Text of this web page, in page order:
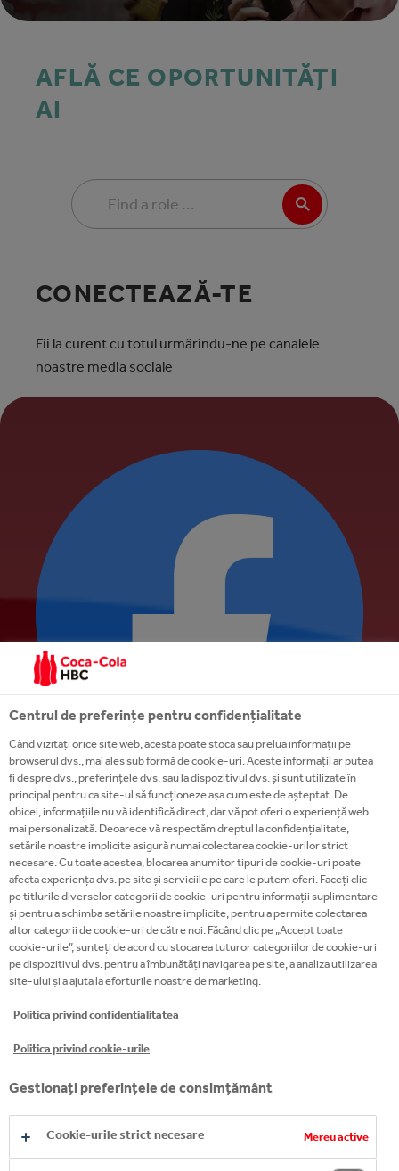
AFLĂ CE OPORTUNITĂȚI
AI
CONECTEAZĂ-TE
Fii la curent cu totul urmărindu-ne pe canalele
noastre media sociale
Centrul de preferințe pentru confidențialitate
Când vizitați orice site web, acesta poate stoca sau prelua informații pe
browserul dvs., mai ales sub formă de cookie-uri. Aceste informații ar putea
fi despre dvs., preferințele dvs. sau la dispozitivul dvs. și sunt utilizate în
principal pentru ca site-ul să funcționeze așa cum este de așteptat. De
obicei, informațiile nu vă identifică direct, dar vă pot oferi o experiență web
mai personalizată. Deoarece vă respectăm dreptul la confidențialitate,
setările noastre implicite asigură numai colectarea cookie-urilor strict
necesare. Cu toate acestea, blocarea anumitor tipuri de cookie-uri poate
afecta experiența dvs. pe site și serviciile pe care le putem oferi. Faceți clic
pe titlurile diverselor categorii de cookie-uri pentru informații suplimentare
și pentru a schimba setările noastre implicite, pentru a permite colectarea
altor categorii de cookie-uri de către noi. Făcând clic pe „Accept toate
cookie-urile”, sunteți de acord cu stocarea tuturor categoriilor de cookie-uri
pe dispozitivul dvs. pentru a îmbunătăți navigarea pe site, a analiza utilizarea
site-ului și a ajuta la eforturile noastre de marketing.
Politica privind confidentialitatea
Politica privind cookie-urile
Gestionați preferințele de consimțământ
Cookie-urile strict necesare Mereu active